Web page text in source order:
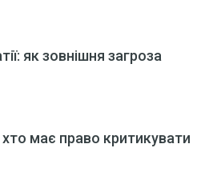
як зовнішня загроза
має право критикувати